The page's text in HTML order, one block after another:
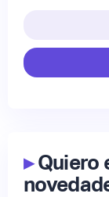
▸Quiero